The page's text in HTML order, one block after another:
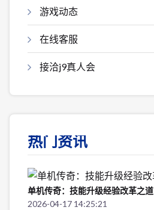
游戏动态
在线客服
接洽j9真人会
热门资讯
单机传奇：技能升级经验改革之道
2026-04-17 14:25:21